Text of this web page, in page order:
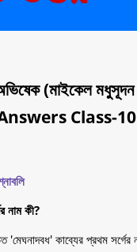
অভিষেক (মাইকেল
Class-10
নাম কী?
'মেঘনাদবধ' কাব্যের প্রথম